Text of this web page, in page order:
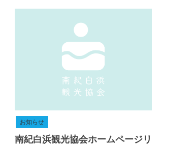
お知らせ
南紀白浜観光協会ホームページリ